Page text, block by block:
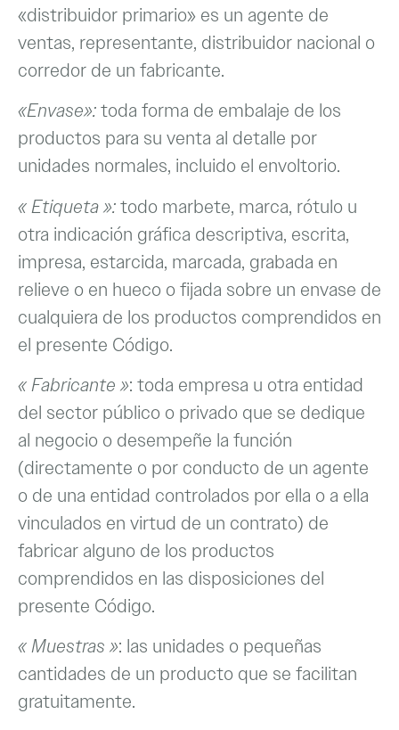
«distribuidor primario» es un agente de
ventas, representante, distribuidor nacional o
corredor de un fabricante.
«Envase»:toda forma de embalaje de los
productos para su venta al detalle por
unidades normales, incluido el envoltorio.
« Etiqueta »:todo marbete, marca, rótulo u
otra indicación gráfica descriptiva, escrita,
impresa, estarcida, marcada, grabada en
relieve o en hueco o fijada sobre un envase de
cualquiera de los productos comprendidos en
el presente Código.
« Fabricante »: toda empresa u otra entidad
del sector público o privado que se dedique
al negocio o desempeñe la función
(directamente o por conducto de un agente
o de una entidad controlados por ella o a ella
vinculados en virtud de un contrato) de
fabricar alguno de los productos
comprendidos en las disposiciones del
presente Código.
« Muestras »: las unidades o pequeñas
cantidades de un producto que se facilitan
gratuitamente.